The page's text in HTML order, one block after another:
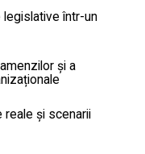
într-un
și a
reale și scenarii